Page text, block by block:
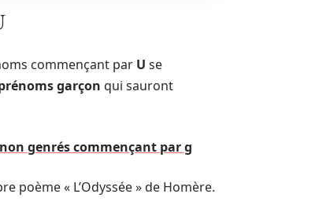
commençant par U se
garçon qui sauront
genrés commençant par g
poème « L’Odyssée » de Homère.